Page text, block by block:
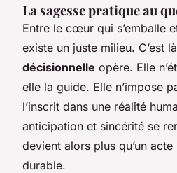
La sagesse pratique au
Entre le cœur qui s’emballe
existe un juste milieu. C’est
décisionnelle opère. Elle
elle la guide. Elle n’impose
l’inscrit dans une réalité
anticipation et sincérité se
devient alors plus qu’un
durable.